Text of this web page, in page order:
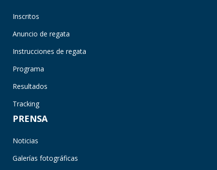
Inscritos
Anuncio de regata
Instrucciones de regata
Programa
Resultados
Tracking
PRENSA
Noticias
Galerías fotográficas